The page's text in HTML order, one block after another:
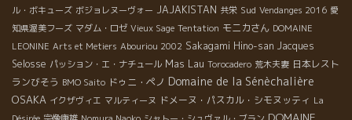
ル・ボキューズ ボジョレヌーヴォー JAJAKISTAN 共栄 Sud Vendanges 2016 愛
知県渥美フーズ マダム・ロゼ Vieux Sage Tentation モニカさん DOMAINE
LEONINE Arts et Metiers Abouriou 2002 Sakagami Hino-san Jacques
Selosse パッション・エ・ナチュール Mas Lau Torocadero 荒木夫妻 日本レスト
ランびそう BMO Saito ドゥニ・ペノ Domaine de la Sénèchalière
OSAKA イクザヴィエ マルティーヌ ドメーヌ・パスカル・シモヌッティ La